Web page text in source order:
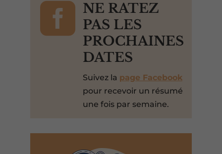

NE RATEZ
PAS LES
PROCHAINES
DATES
Suivez la page Facebook
pour recevoir un résumé
une fois par semaine.